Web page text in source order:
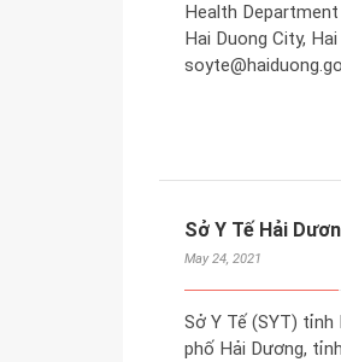
Health Department
Hai Duong City,
Sở Y Tế Hải
May 24, 2021
Sở Y Tế (SYT) tỉnh
phố Hải Dương,